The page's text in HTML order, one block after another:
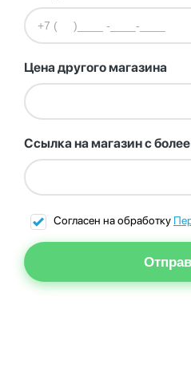
Цена другого магазина
Ссылка на магазин с
Согласен на обработку